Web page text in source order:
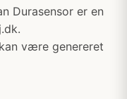
Durasensor er en
være genereret